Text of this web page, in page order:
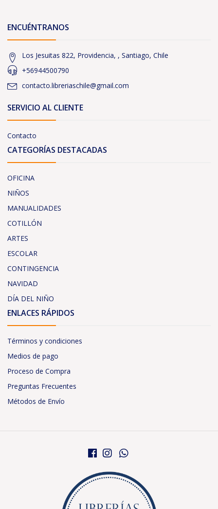
ENCUÉNTRANOS
Los Jesuitas 822, Providencia, , Santiago, Chile
+56944500790
contacto.libreriaschile@gmail.com
SERVICIO AL CLIENTE
Contacto
CATEGORÍAS DESTACADAS
OFICINA
NIÑOS
MANUALIDADES
COTILLÓN
ARTES
ESCOLAR
CONTINGENCIA
NAVIDAD
DÍA DEL NIÑO
ENLACES RÁPIDOS
Términos y condiciones
Medios de pago
Proceso de Compra
Preguntas Frecuentes
Métodos de Envío